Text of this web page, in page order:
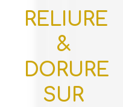
RELIURE
&
DORURE
SUR